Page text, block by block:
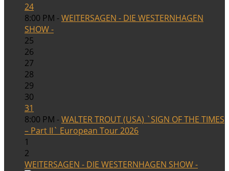
24
8:00 PM -WEITERSAGEN - DIE WESTERNHAGEN
SHOW -
25
26
27
28
29
30
31
8:00 PM -WALTER TROUT (USA) `SIGN OF THE TIMES
– Part II` European Tour 2026
1
2
WEITERSAGEN - DIE WESTERNHAGEN SHOW -